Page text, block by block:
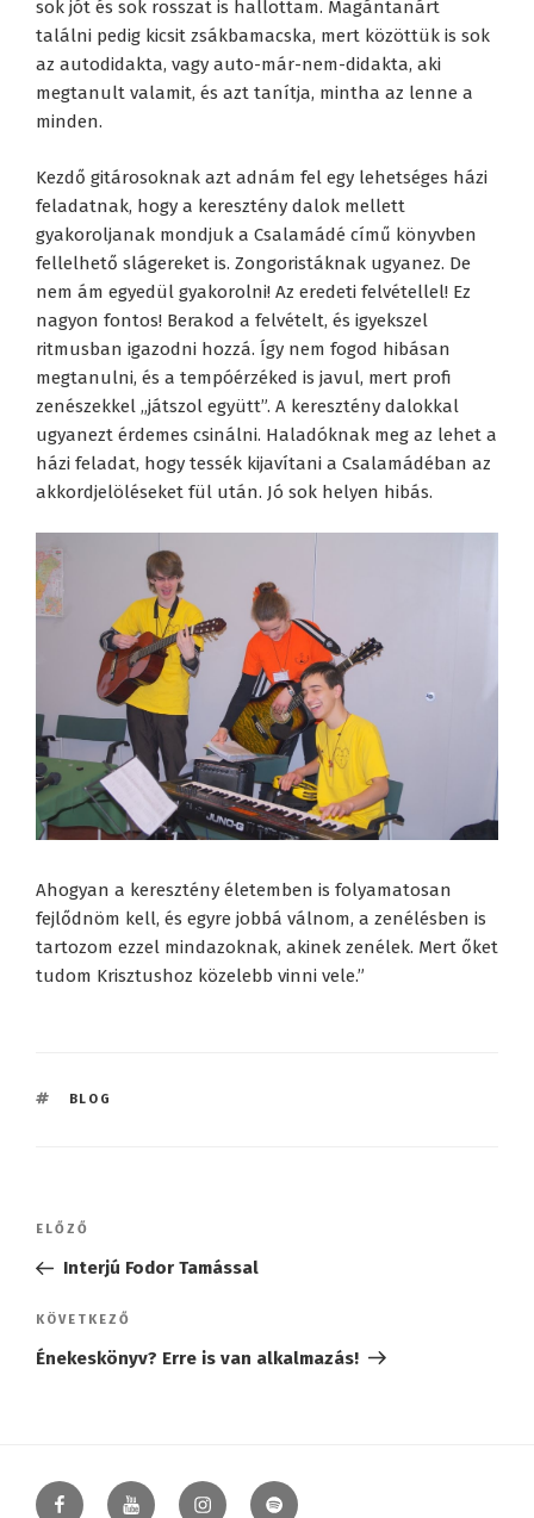
sok jót és sok rosszat is hallottam. Magántanárt
találni pedig kicsit zsákbamacska, mert közöttük is sok
az autodidakta, vagy auto-már-nem-didakta, aki
megtanult valamit, és azt tanítja, mintha az lenne a
minden.
Kezdő gitárosoknak azt adnám fel egy lehetséges házi
feladatnak, hogy a keresztény dalok mellett
gyakoroljanak mondjuk a Csalamádé című könyvben
fellelhető slágereket is. Zongoristáknak ugyanez. De
nem ám egyedül gyakorolni! Az eredeti felvétellel! Ez
nagyon fontos! Berakod a felvételt, és igyekszel
ritmusban igazodni hozzá. Így nem fogod hibásan
megtanulni, és a tempóérzéked is javul, mert profi
zenészekkel „játszol együtt”. A keresztény dalokkal
ugyanezt érdemes csinálni. Haladóknak meg az lehet a
házi feladat, hogy tessék kijavítani a Csalamádéban az
akkordjelöléseket fül után. Jó sok helyen hibás.
Ahogyan a keresztény életemben is folyamatosan
fejlődnöm kell, és egyre jobbá válnom, a zenélésben is
tartozom ezzel mindazoknak, akinek zenélek. Mert őket
tudom Krisztushoz közelebb vinni vele.”
CÍMKÉK
BLOG
Bejegyzés
Korábbi
bejegyzés
ELŐZŐ
Interjú Fodor Tamással
Következő
bejegyzés
KÖVETKEZŐ
Énekeskönyv? Erre is van alkalmazás!
FacebookYouTube InstagramSpotify